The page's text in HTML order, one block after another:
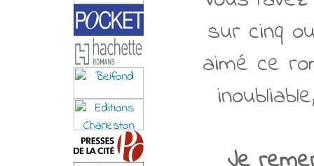
sur cinq
aimé ce